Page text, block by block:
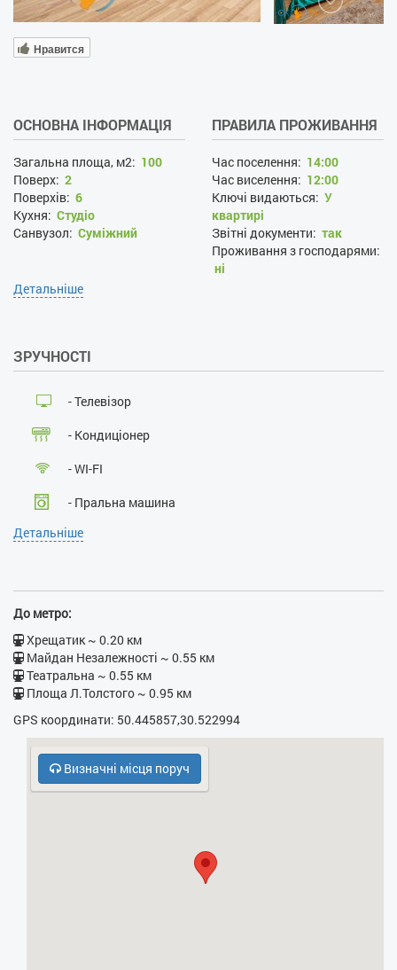
Нравится
ОСНОВНА ІНФОРМАЦІЯ
Загальна площа, м2: 100
Поверх: 2
Поверхів: 6
Кухня: Студіо
Санвузол: Суміжний
ПРАВИЛА ПРОЖИВАННЯ
Час поселення: 14:00
Час виселення: 12:00
Ключі видаються: У
квартирі
Звітні документи: так
Проживання з господарями:
ні
року:ні
Детальніше
ЗРУЧНОСТІ
- Телевізор
- Кондиціонер
- WI-FI
- Пральна машина
- Ванна
- Фен
- Електрочайник
- НВЧ
- Кодовий замок у під’їзді
Детальніше
До метро:
Хрещатик ~ 0.20 км
Майдан Незалежності ~ 0.55 км
Театральна ~ 0.55 км
Площа Л.Толстого ~ 0.95 км
GPS координати: 50.445857,30.522994
Визначні місця поруч